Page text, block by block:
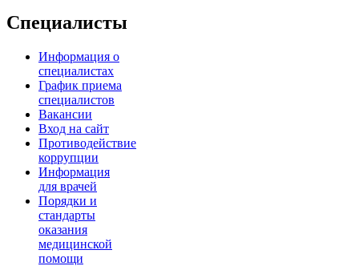
Специалисты
Информация о
специалистах
График приема
специалистов
Вакансии
Вход на сайт
Противодействие
коррупции
Информация
для врачей
Порядки и
стандарты
оказания
медицинской
помощи